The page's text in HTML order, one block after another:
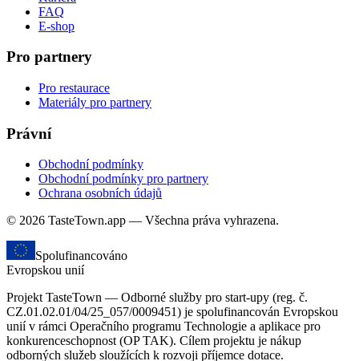
FAQ
E-shop
Pro partnery
Pro restaurace
Materiály pro partnery
Právní
Obchodní podmínky
Obchodní podmínky pro partnery
Ochrana osobních údajů
© 2026 TasteTown.app — Všechna práva vyhrazena.
Spolufinancováno
Evropskou unií
Projekt TasteTown — Odborné služby pro start-upy (reg. č.
CZ.01.02.01/04/25_057/0009451) je spolufinancován Evropskou
unií v rámci Operačního programu Technologie a aplikace pro
konkurenceschopnost (OP TAK). Cílem projektu je nákup
odborných služeb sloužících k rozvoji příjemce dotace.